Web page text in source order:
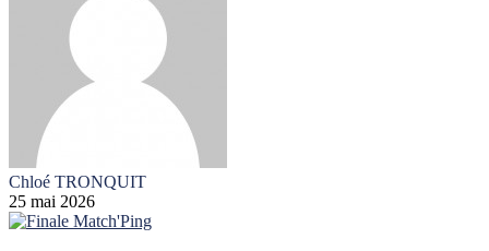
Chloé TRONQUIT
25 mai 2026